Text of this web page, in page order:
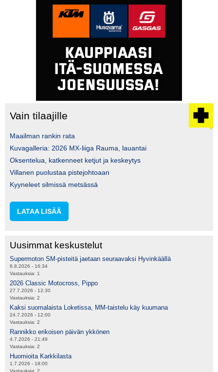
Vain tilaajille
Maailman rankin rata
Kuvagalleria: 2026 MX-liiga Rauma, lauantai
Oksentelua, katkenneet ketjut ja keskeytys
Villanen puolustaa pistejohtoaan
Kyyneleet silmissä metsässä
LATAA LISÄÄ
Uusimmat keskustelut
Supermoton SM-pisteitä jaetaan seuraavaksi Hyvinkäällä
6.8.2026 - 16:34
Vastauksia: 1
2026 Classic Motocross, Pippo
27.7.2026 - 12:30
Vastauksia: 2
Kaksi suomalaista Loketissa, MM-taistelu käy kuumana
24.7.2026 - 12:00
Vastauksia: 2
Rannikko erikoisen päivän ykkönen
4.7.2026 - 21:49
Vastauksia: 2
Huomioita Karkkilasta
1.7.2026 - 18:00